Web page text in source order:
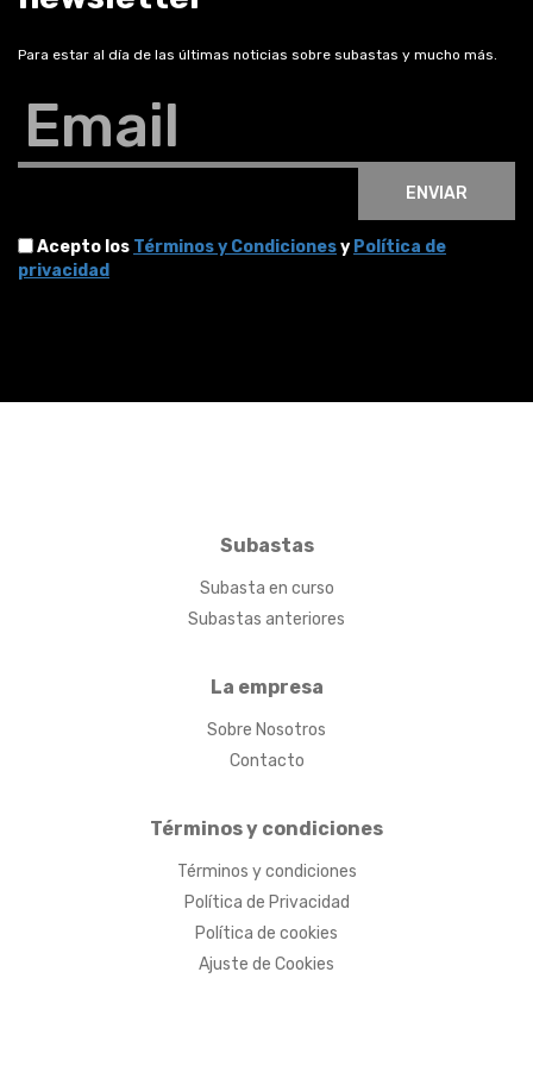
Para estar al día de las últimas noticias sobre subastas y mucho más.
Email
ENVIAR
Acepto los Términos y Condicionesy Política de
privacidad
Subastas
Subasta en curso
Subastas anteriores
La empresa
Sobre Nosotros
Contacto
Términos y condiciones
Términos y condiciones
Política de Privacidad
Política de cookies
Ajuste de Cookies